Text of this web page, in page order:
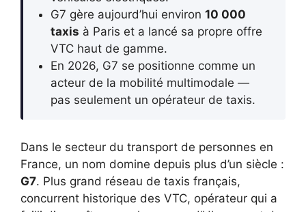
G7 gère aujourd’hui environ 10 000
taxis à Paris et a lancé sa propre offre
VTC haut de gamme.
En 2026, G7 se positionne comme un
acteur de la mobilité multimodale —
pas seulement un opérateur de taxis.
Dans le secteur du transport de personnes en
France, un nom domine depuis plus d’un siècle :
G7. Plus grand réseau de taxis français,
concurrent historique des VTC, opérateur qui a